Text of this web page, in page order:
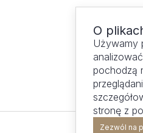
O
Używamy
pochodzą
stronę z
Zezwól na